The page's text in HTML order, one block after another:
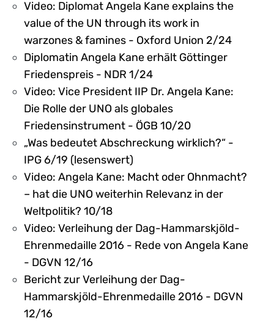
Video: Diplomat Angela Kane explains the
value of the UN through its work in
warzones & famines - Oxford Union 2/24
Diplomatin Angela Kane erhält Göttinger
Friedenspreis - NDR 1/24
Video: Vice President IIP Dr. Angela Kane:
Die Rolle der UNO als globales
Friedensinstrument - ÖGB 10/20
„Was bedeutet Abschreckung wirklich?“ -
IPG 6/19 (lesenswert)
Video: Angela Kane: Macht oder Ohnmacht?
– hat die UNO weiterhin Relevanz in der
Weltpolitik? 10/18
Video: Verleihung der Dag-Hammarskjöld-
Ehrenmedaille 2016 - Rede von Angela Kane
- DGVN 12/16
Bericht zur Verleihung der Dag-
Hammarskjöld-Ehrenmedaille 2016 - DGVN
12/16